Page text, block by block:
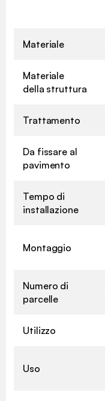
Materiale
Materiale
della struttura
Trattamento
Da fissare al
pavimento
Tempo di
installazione
Montaggio
Numero di
parcelle
Utilizzo
Uso